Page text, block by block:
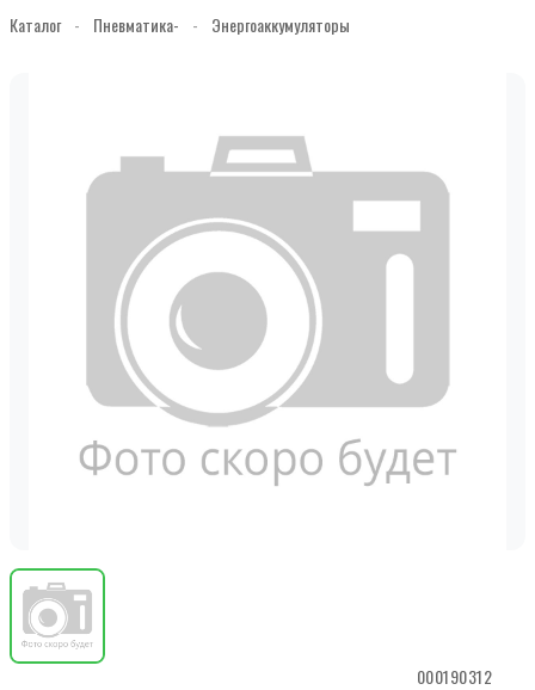
Каталог - Пневматика- - Энергоаккумуляторы
000190312